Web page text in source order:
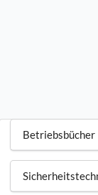
Betriebsbücher